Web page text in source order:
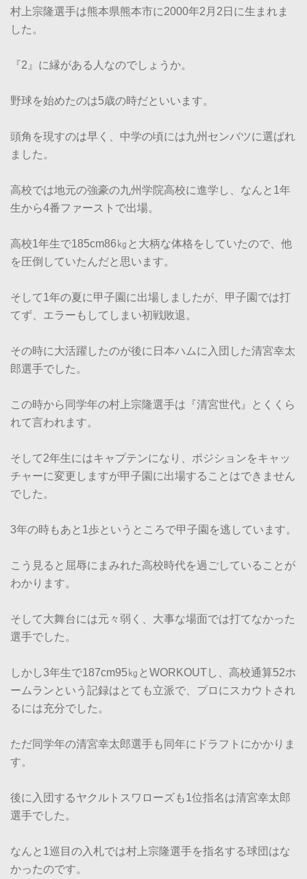
村上宗隆選手は熊本県熊本市に2000年2月2日に生まれま
した。
『2』に縁がある人なのでしょうか。
野球を始めたのは5歳の時だといいます。
頭角を現すのは早く、中学の頃には九州センバツに選ばれ
ました。
高校では地元の強豪の九州学院高校に進学し、なんと1年
生から4番ファーストで出場。
高校1年生で185cm86㎏と大柄な体格をしていたので、他
を圧倒していたんだと思います。
そして1年の夏に甲子園に出場しましたが、甲子園では打
てず、エラーもしてしまい初戦敗退。
その時に大活躍したのが後に日本ハムに入団した清宮幸太
郎選手でした。
この時から同学年の村上宗隆選手は『清宮世代』とくくら
れて言われます。
そして2年生にはキャプテンになり、ポジションをキャッ
チャーに変更しますが甲子園に出場することはできません
でした。
3年の時もあと1歩というところで甲子園を逃しています。
こう見ると屈辱にまみれた高校時代を過ごしていることが
わかります。
そして大舞台には元々弱く、大事な場面では打てなかった
選手でした。
しかし3年生で187cm95㎏とWORKOUTし、高校通算52ホ
ームランという記録はとても立派で、プロにスカウトされ
るには充分でした。
ただ同学年の清宮幸太郎選手も同年にドラフトにかかりま
す。
後に入団するヤクルトスワローズも1位指名は清宮幸太郎
選手でした。
なんと1巡目の入札では村上宗隆選手を指名する球団はな
かったのです。